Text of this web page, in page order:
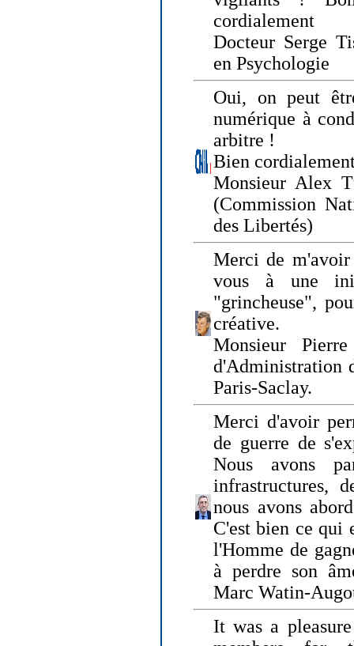
cordialement
Docteur Serge
en Psychologie
Oui, on peut
numérique à
arbitre !
Bien
Monsieur Alex
(Commission
des Libertés)
Merci de
vous à une
"grincheuse",
créative.
Monsieur
d'Administration
Paris-Saclay.
Merci d'avoir
de guerre de
Nous avons
infrastructures,
nous avons
C'est bien ce qui
l'Homme de
à perdre son
Marc Watin-
It was a